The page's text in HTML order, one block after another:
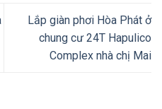
Lắp giàn phơi Hòa Phát ở
chung cư 24T Hapulico
Complex nhà chị Mai